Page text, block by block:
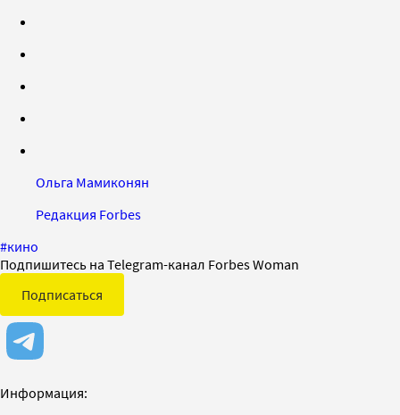
Ольга Мамиконян
Редакция Forbes
#кино
Подпишитесь на Telegram-канал Forbes Woman
Подписаться
Информация: